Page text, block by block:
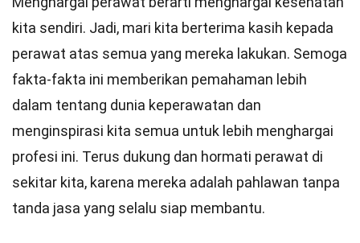
kita sendiri. Jadi, mari kita berterima kasih kepada
perawat atas semua yang mereka lakukan. Semoga
fakta-fakta ini memberikan pemahaman lebih
dalam tentang dunia keperawatan dan
menginspirasi kita semua untuk lebih menghargai
profesi ini. Terus dukung dan hormati perawat di
sekitar kita, karena mereka adalah pahlawan tanpa
tanda jasa yang selalu siap membantu.